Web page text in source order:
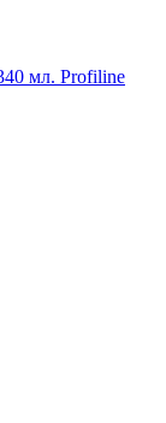
мл. Profiline